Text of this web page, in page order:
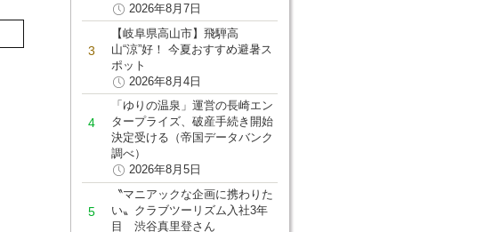
2026年8月7日
【岐阜県高山市】飛騨高
山“涼”好！ 今夏おすすめ避暑ス
ポット
2026年8月4日
「ゆりの温泉」運営の長崎エン
タープライズ、破産手続き開始
決定受ける（帝国データバンク
調べ）
2026年8月5日
〝マニアックな企画に携わりた
い〟クラブツーリズム入社3年
目 渋谷真里登さん